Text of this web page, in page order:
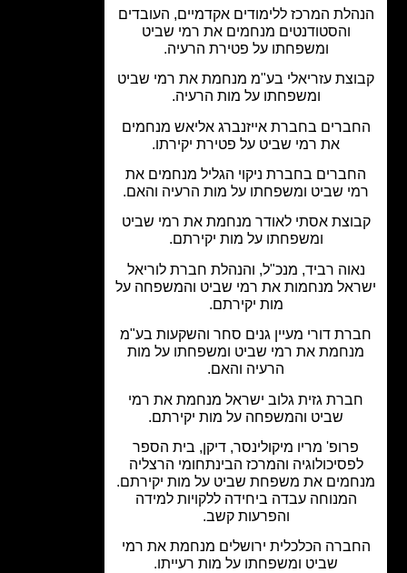
המרכז ללימודים אקדמיים, העובדים
והסטודנטים מנחמים את רמי שביט
ומשפחתו על פטירת הרעיה.
עזריאלי בע"מ מנחמת את רמי שביט
ומשפחתו על מות הרעיה.
בחברת אייזנברג אליאש מנחמים
את רמי שביט על פטירת יקירתו.
בחברת ניקוי הגליל מנחמים את
שביט ומשפחתו על מות הרעיה והאם.
אסתי לאודר מנחמת את רמי שביט
ומשפחתו על מות יקירתם.
רביד, מנכ"ל, והנהלת חברת לוריאל
מנחמות את רמי שביט והמשפחה על
מות יקירתם.
דורי מעיין גנים סחר והשקעות בע"מ
את רמי שביט ומשפחתו על מות
הרעיה והאם.
גזית גלוב ישראל מנחמת את רמי
שביט והמשפחה על מות יקירתם.
פרופ' מריו מיקולינסר, דיקן, בית הספר
והמרכז הבינתחומי הרצליה
את משפחת שביט על מות יקירתם.
המנוחה עבדה ביחידה ללקויות למידה
והפרעות קשב.
הכלכלית ירושלים מנחמת את רמי
שביט ומשפחתו על מות רעייתו.